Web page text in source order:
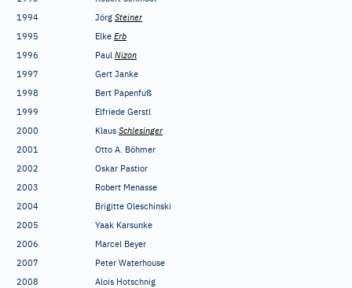
1994
Jörg Steiner
1995
Elke Erb
1996
Paul Nizon
1997
Gert Janke
1998
Bert Papenfuß
1999
Elfriede Gerstl
2000
Klaus Schlesinger
2001
Otto A. Böhmer
2002
Oskar Pastior
2003
Robert Menasse
2004
Brigitte Oleschinski
2005
Yaak Karsunke
2006
Marcel Beyer
2007
Peter Waterhouse
2008
Alois Hotschnig